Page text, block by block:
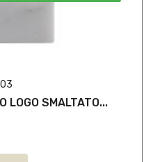
LOGO SMALTATO...